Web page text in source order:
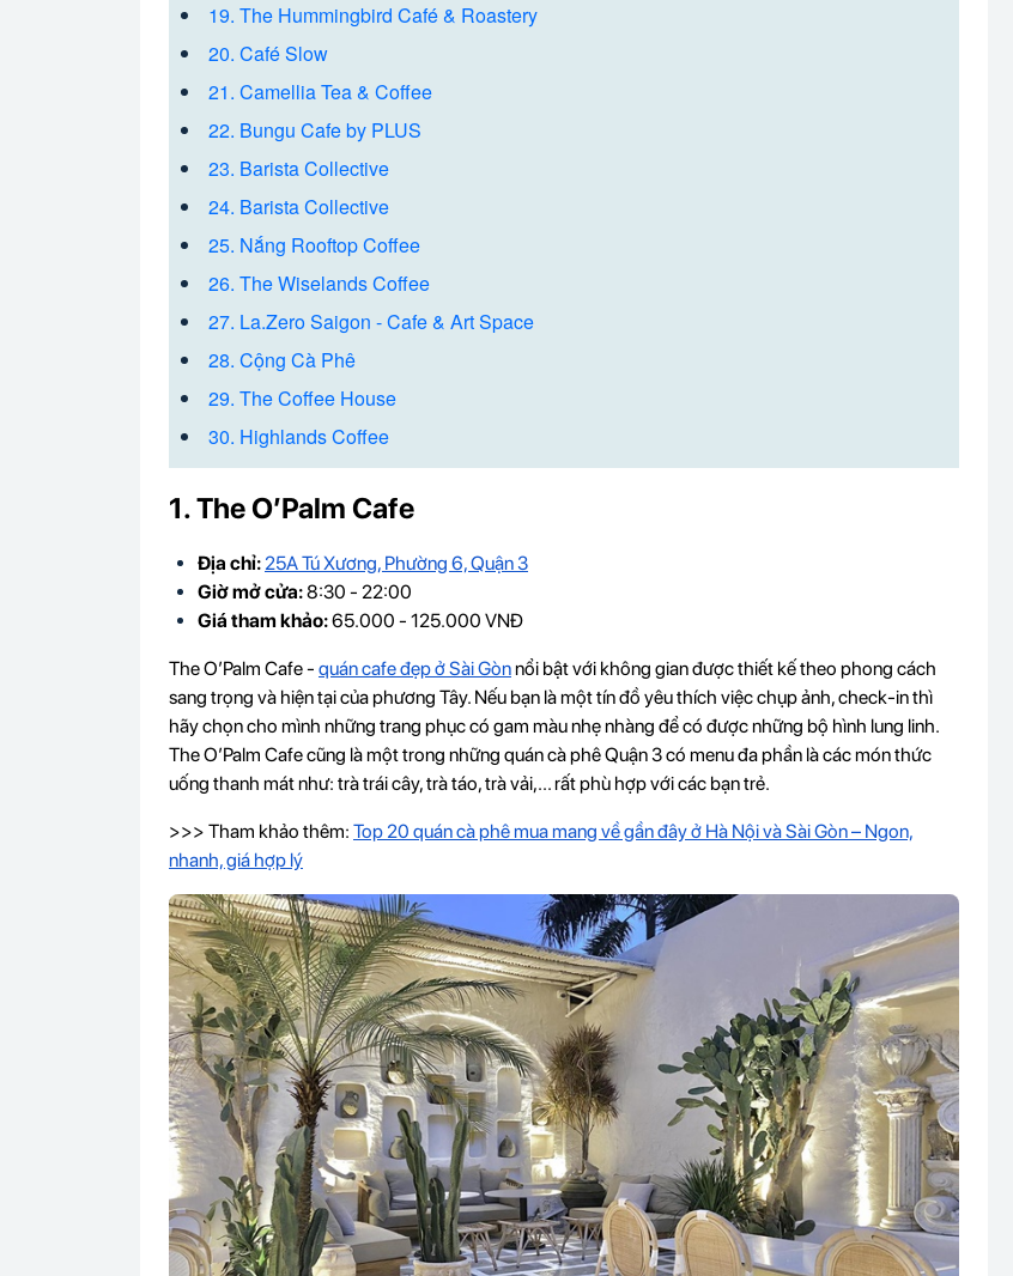
19. The Hummingbird Café & Roastery
20. Café Slow
21. Camellia Tea & Coffee
22. Bungu Cafe by PLUS
23. Barista Collective
24. Barista Collective
25. Nắng Rooftop Coffee
26. The Wiselands Coffee
27. La.Zero Saigon - Cafe & Art Space
28. Cộng Cà Phê
29. The Coffee House
30. Highlands Coffee
1. The O’Palm Cafe
Địa chỉ: 25A Tú Xương, Phường 6, Quận 3
Giờ mở cửa:8:30 - 22:00
Giá tham khảo:65.000 - 125.000 VNĐ
The O’Palm Cafe - quán cafe đẹp ở Sài Gònnổi bật với không gian được thiết kế theo phong cách
sang trọng và hiện tại của phương Tây. Nếu bạn là một tín đồ yêu thích việc chụp ảnh, check-in thì
hãy chọn cho mình những trang phục có gam màu nhẹ nhàng để có được những bộ hình lung linh.
The O’Palm Cafe cũng là một trong những quán cà phê Quận 3 có menu đa phần là các món thức
uống thanh mát như: trà trái cây, trà táo, trà vải,... rất phù hợp với các bạn trẻ.
>>> Tham khảo thêm: Top 20 quán cà phê mua mang về gần đây ở Hà Nội và Sài Gòn – Ngon,
nhanh, giá hợp lý